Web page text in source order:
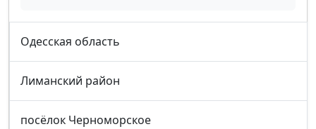
Одесская область
Лиманский район
посёлок Черноморское